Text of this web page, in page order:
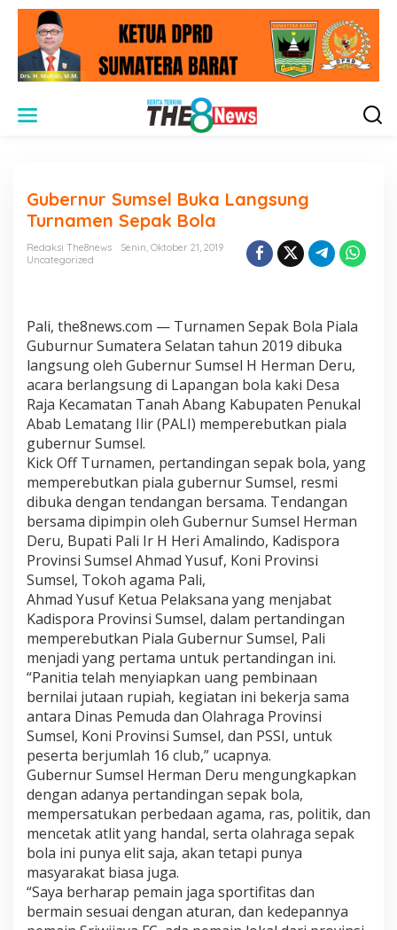
Gubernur Sumsel Buka Langsung
Turnamen Sepak Bola
Redaksi The8news
Senin, Oktober 21, 2019
Uncategorized
Pali, the8news.com — Turnamen Sepak Bola Piala
Guburnur Sumatera Selatan tahun 2019 dibuka
langsung oleh Gubernur Sumsel H Herman Deru,
acara berlangsung di Lapangan bola kaki Desa
Raja Kecamatan Tanah Abang Kabupaten Penukal
Abab Lematang Ilir (PALI) memperebutkan piala
gubernur Sumsel.
Kick Off Turnamen, pertandingan sepak bola, yang
memperebutkan piala gubernur Sumsel, resmi
dibuka dengan tendangan bersama. Tendangan
bersama dipimpin oleh Gubernur Sumsel Herman
Deru, Bupati Pali Ir H Heri Amalindo, Kadispora
Provinsi Sumsel Ahmad Yusuf, Koni Provinsi
Sumsel, Tokoh agama Pali,
Ahmad Yusuf Ketua Pelaksana yang menjabat
Kadispora Provinsi Sumsel, dalam pertandingan
memperebutkan Piala Gubernur Sumsel, Pali
menjadi yang pertama untuk pertandingan ini.
“Panitia telah menyiapkan uang pembinaan
bernilai jutaan rupiah, kegiatan ini bekerja sama
antara Dinas Pemuda dan Olahraga Provinsi
Sumsel, Koni Provinsi Sumsel, dan PSSI, untuk
peserta berjumlah 16 club,” ucapnya.
Gubernur Sumsel Herman Deru mengungkapkan
dengan adanya pertandingan sepak bola,
mempersatukan perbedaan agama, ras, politik, dan
mencetak atlit yang handal, serta olahraga sepak
bola ini punya elit saja, akan tetapi punya
masyarakat biasa juga.
“Saya berharap pemain jaga sportifitas dan
bermain sesuai dengan aturan, dan kedepannya